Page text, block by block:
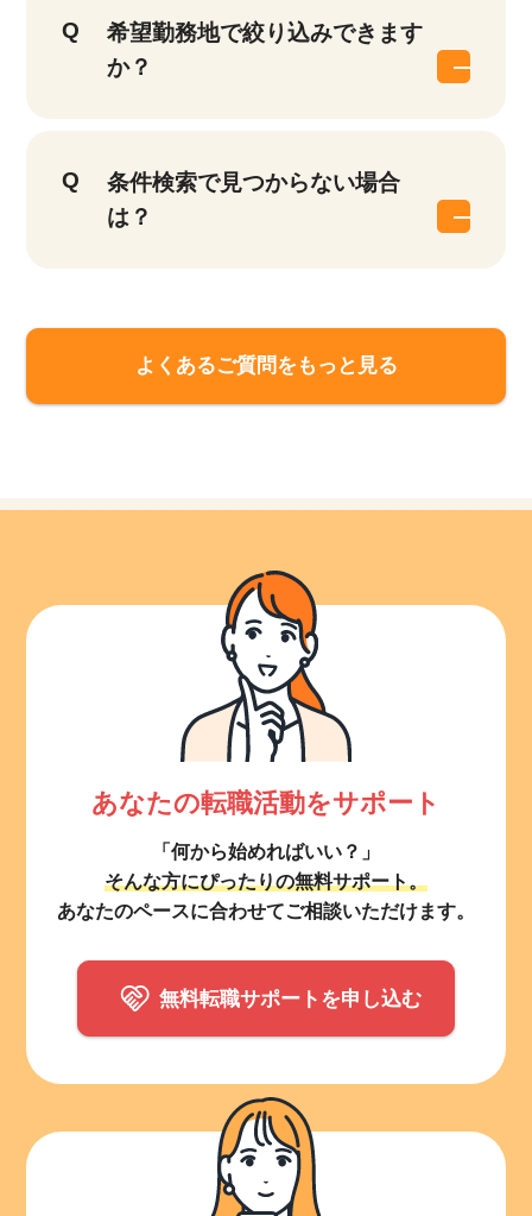
希望勤務地で絞り込みできます
か？
条件検索で見つからない場合
は？
よくあるご質問をもっと見る
あなたの転職活動をサポート
「何から始めればいい？」
そんな方にぴったりの無料サポート。
あなたのペースに合わせてご相談いただけます。
無料転職サポートを申し込む
17,033 他の条件を選択